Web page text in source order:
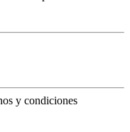
y condiciones